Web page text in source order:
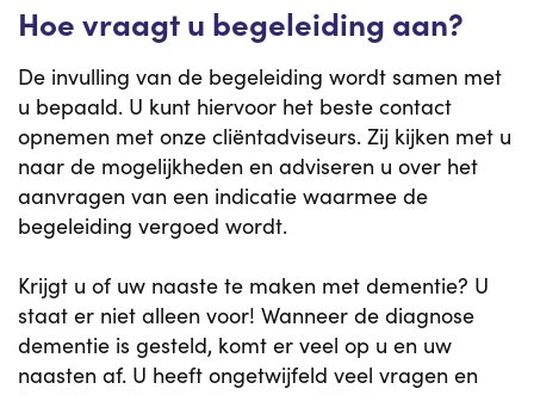
Hoe vraagt u begeleiding aan?
De invulling van de begeleiding wordt samen met
u bepaald. U kunt hiervoor het beste contact
opnemen met onze cliëntadviseurs. Zij kijken met u
naar de mogelijkheden en adviseren u over het
aanvragen van een indicatie waarmee de
begeleiding vergoed wordt.
Krijgt u of uw naaste te maken met dementie? U
staat er niet alleen voor! Wanneer de diagnose
dementie is gesteld, komt er veel op u en uw
naasten af. U heeft ongetwijfeld veel vragen en